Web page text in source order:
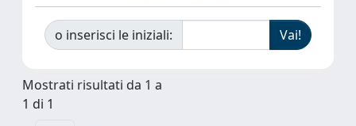
o inserisci le iniziali:
Mostrati risultati da 1 a
1 di 1